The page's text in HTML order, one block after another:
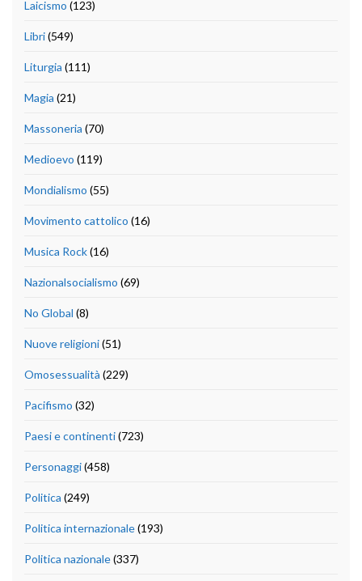
Laicismo (123)
Libri(549)
Liturgia (111)
Magia (21)
Massoneria (70)
Medioevo (119)
Mondialismo (55)
Movimento cattolico (16)
Musica Rock(16)
Nazionalsocialismo (69)
No Global (8)
Nuove religioni(51)
Omosessualità (229)
Pacifismo (32)
Paesi e continenti(723)
Personaggi(458)
Politica (249)
Politica internazionale(193)
Politica nazionale(337)